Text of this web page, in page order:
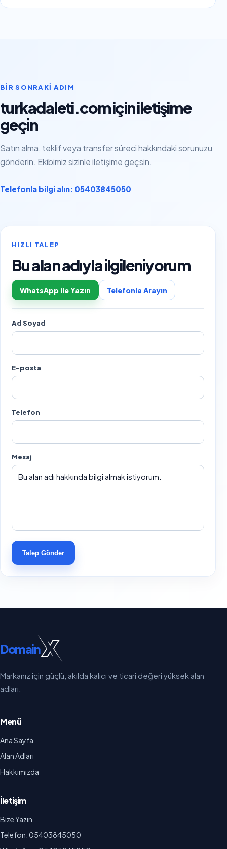
BIR SONRAKI ADIM
turkadaleti.com için iletişime
geçin
Satın alma, teklif veya transfer süreci hakkındaki sorunuzu
gönderin. Ekibimiz sizinle iletişime geçsin.
Telefonla bilgi alın: 05403845050
HIZLI TALEP
Bu alan adıyla ilgileniyorum
WhatsApp ile Yazın Telefonla Arayın
Ad Soyad
E-posta
Telefon
Mesaj
Talep Gönder
Domain
Markanız için güçlü, akılda kalıcı ve ticari değeri yüksek alan
adları.
Menü
Ana Sayfa
Alan Adları
Hakkımızda
İletişim
Bize Yazın
Telefon: 05403845050